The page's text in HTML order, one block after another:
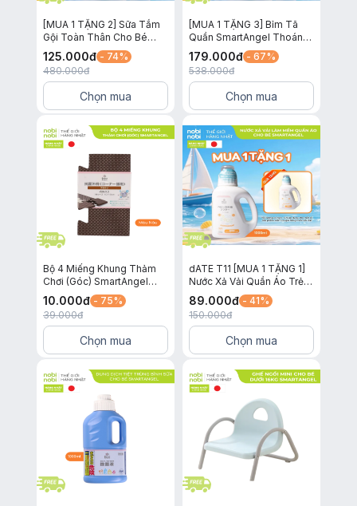
[MUA 1 TẶNG 2] Sữa Tắm
Gội Toàn Thân Cho Bé
Awapiyo SmartAngel Dịu
Nhẹ Lành Tính Hương Hoa
450ml x 2 gói
125.000đ - 74%
480.000đ
Chọn mua
[MUA 1 TẶNG 3] Bỉm Tã
Quần SmartAngel Thoáng
Khí và Thấm Hút Cho Bé
Size BIG XXL36
179.000đ - 67%
538.000đ
Chọn mua
Bộ 4 Miếng Khung Thảm
Chơi (Góc) SmartAngel
(Màu Nâu)
10.000đ - 75%
39.000đ
Chọn mua
dATE T11 [MUA 1 TẶNG 1]
Nước Xả Vải Quần Áo Trẻ
Em SmartAngel Dịu Nhẹ,
An Toàn và Lành Tính Cho
Bé Chai 1 Lít
89.000đ - 41%
150.000đ
Chọn mua